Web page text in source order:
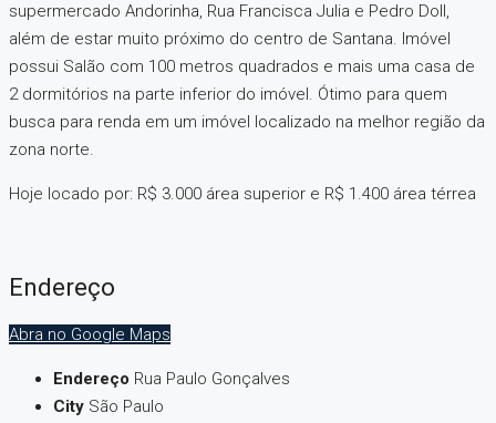
supermercado Andorinha, Rua Francisca Julia e Pedro Doll,
além de estar muito próximo do centro de Santana. Imóvel
possui Salão com 100 metros quadrados e mais uma casa de
2 dormitórios na parte inferior do imóvel. Ótimo para quem
busca para renda em um imóvel localizado na melhor região da
zona norte.
Hoje locado por: R$ 3.000 área superior e R$ 1.400 área térrea
Endereço
Abra no Google Maps
Endereço Rua Paulo Gonçalves
City São Paulo